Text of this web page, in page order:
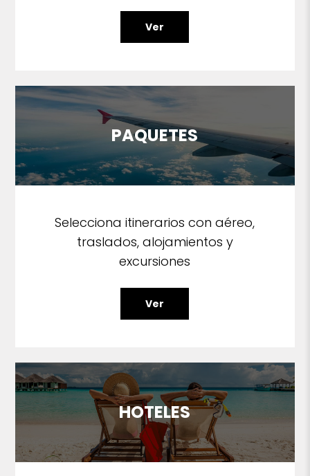
Ver
PAQUETES
Selecciona itinerarios con aéreo,
traslados, alojamientos y
excursiones
Ver
HOTELES